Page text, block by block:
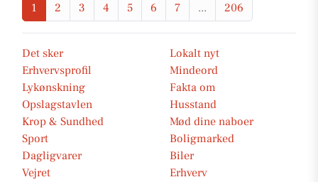
1 2 3 4 5 6 7 ... 206
Det sker
Lokalt nyt
Erhvervsprofil
Mindeord
Lykønskning
Fakta om
Opslagstavlen
Husstand
Krop & Sundhed
Mød dine naboer
Sport
Boligmarked
Dagligvarer
Biler
Vejret
Erhverv